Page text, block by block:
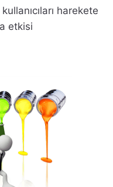
harekete
etkisi